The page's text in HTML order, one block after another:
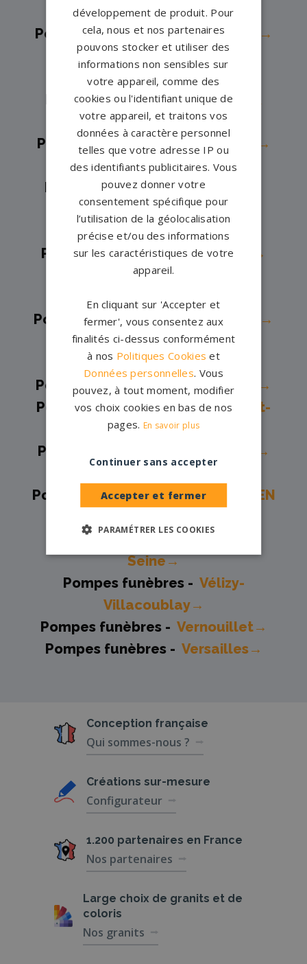
PONTCHARTRAIN→
Pompes funèbres -Les Mureaux→
Pompes funèbres - Mantes-la-
Jolie→
Pompes funèbres -MAREIL SUR
MAULDRE→
Pompes funèbres -
Marly-le-Roi→
Pompes funèbres -Maule→
Pompes funèbres - Maurepas→
Pompes funèbres -Meulan-en-
Yvelines→
Pompes funèbres -Montesson→
Pompes funèbres -
l'Amaury→
Pompes funèbres -NOISY LE ROI→
Pompes funèbres -Plaisir→
Pompes funèbres - Poissy→
Pompes funèbres -Rambouillet→
Pompes funèbres - Saint-Arnoult-
en-Yvelines→
Pompes funèbres -
Sartrouville→
Pompes funèbres - ST ARNOULT EN
Pompes funèbres -
Seine→
Pompes funèbres - Vélizy-
Villacoublay→
Pompes funèbres - Vernouillet→
Pompes funèbres - Versailles→
Conception française
Qui sommes-nous ?
Créations sur-mesure
Configurateur
1.200 partenaires en France
Nos partenaires
Large choix de granits et de
coloris
Nos granits
développement de produit. Pour
cela, nous et nos partenaires
pouvons stocker et utiliser des
informations non sensibles sur
votre appareil, comme des
cookies ou l'identifiant unique de
votre appareil, et traitons vos
données à caractère personnel
telles que votre adresse IP ou
des identifiants publicitaires. Vous
pouvez donner votre
consentement spécifique pour
l’utilisation de la géolocalisation
précise et/ou des informations
sur les caractéristiques de votre
appareil.
En cliquant sur 'Accepter et
fermer', vous consentez aux
finalités ci-dessus conformément
à nos Politiques Cookies et
Données personnelles. Vous
pouvez, à tout moment, modifier
vos choix cookies en bas de nos
pages. En savoir plus
Accepter et fermer
Continuer sans accepter
PARAMÉTRER LES COOKIES